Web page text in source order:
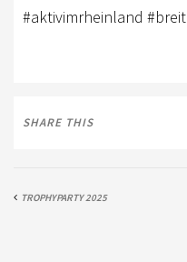
#aktivimrheinland
SHARE THIS
TROPHYPARTY 2025